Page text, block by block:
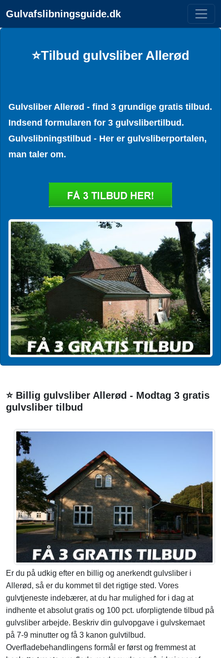
Gulvafslibningsguide.dk
⭐Tilbud gulvsliber Allerød
Gulvsliber Allerød - find 3 grundige gratis tilbud.
Indsend formularen for 3 gulvslibertilbud.
Gulvslibningstilbud - Her er gulvsliberportalen,
man taler om.
⭐ Billig gulvsliber Allerød - Modtag 3 gratis
gulvsliber tilbud
Er du på udkig efter en billig og anerkendt gulvsliber i
Allerød, så er du kommet til det rigtige sted. Vores
gulvtjeneste indebærer, at du har mulighed for i dag at
indhente et absolut gratis og 100 pct. uforpligtende tilbud på
gulvsliber arbejde. Beskriv din gulvopgave i gulvskemaet
på 7-9 minutter og få 3 kanon gulvtilbud.
Overfladebehandlingens formål er først og fremmest at